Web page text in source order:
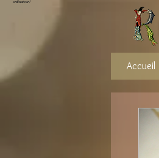
Accueil
ordinateur !